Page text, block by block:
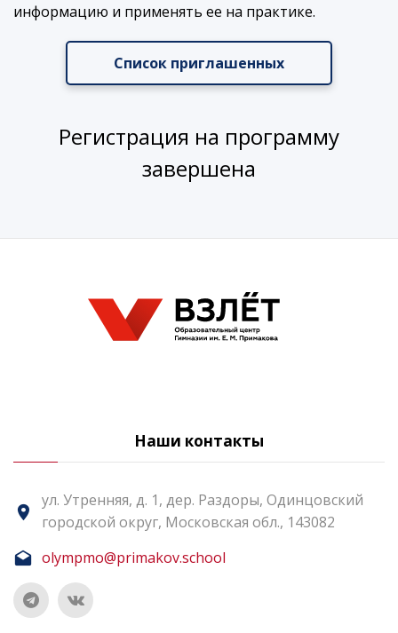
информацию и применять ее на практике.
Список приглашенных
Регистрация на программу
завершена
Наши контакты
ул. Утренняя, д. 1, дер. Раздоры, Одинцовский
городской округ, Московская обл., 143082
olympmo@primakov.school